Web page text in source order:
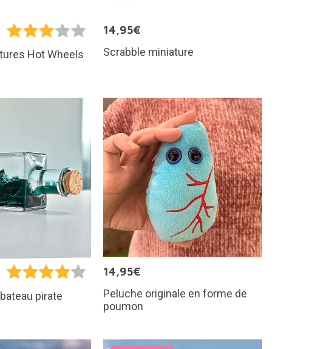
Hot Wheels
14,95€
Scrabble miniature
pirate
14,95€
Peluche originale en forme de
poumon